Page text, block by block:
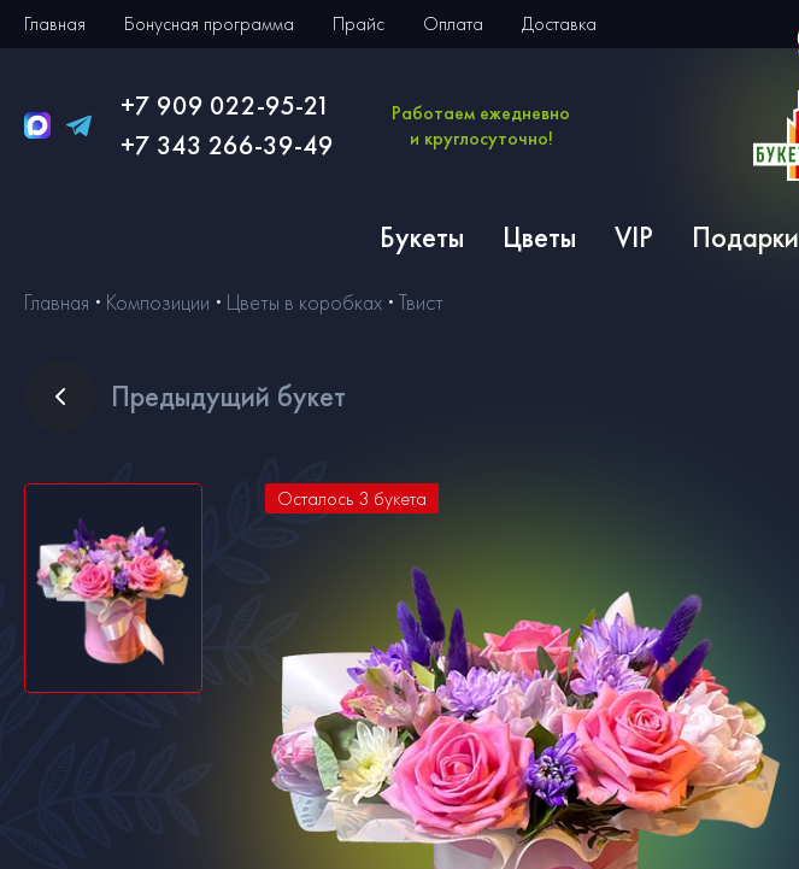
Главная Бонусная программа Прайс Оплата Доставка
+7 909 022-95-21
+7 343 266-39-49
Работаем ежедневно
и круглосуточно!
Букеты Цветы VIP Подарки
Главная Композиции Цветы в коробках Твист
Осталось 3 букета
Предыдущий букет